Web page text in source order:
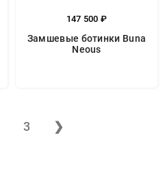
147 500 ₽
Замшевые ботинки Buna
Neous
3 ❯